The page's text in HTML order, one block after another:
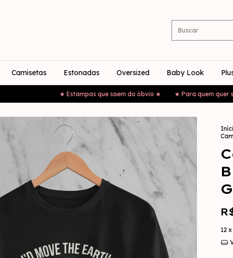
Camisetas Estonadas Oversized Baby Look
★ Estampas que saem do óbvio ★ ★ Para quem quer sair da
12 x